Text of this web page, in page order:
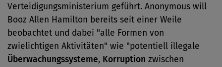
Verteidigungsministerium geführt. Anonymous will
Booz Allen Hamilton bereits seit einer Weile
beobachtet und dabei "alle Formen von
zwielichtigen Aktivitäten" wie "potentiell illegale
Überwachungssysteme, Korruption zwischen